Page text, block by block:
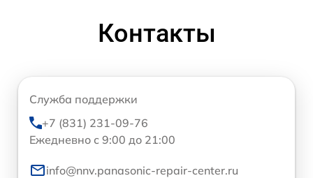
Контакты
Служба поддержки
+7 (831) 231-09-76
Ежедневно с 9:00 до 21:00
info@nnv.panasonic-repair-center.ru